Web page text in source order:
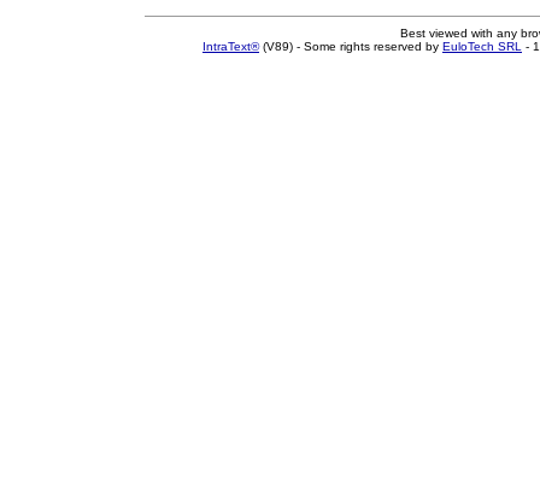
Best viewed with any
IntraText®(V89) - Some rights reserved by EuloTech SRL -